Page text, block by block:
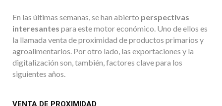
En las últimas semanas, se han abierto perspectivas
interesantes para este motor económico. Uno de ellos es
la llamada venta de proximidad de productos primarios y
agroalimentarios. Por otro lado, las exportaciones y la
digitalización son, también, factores clave para los
siguientes años.
VENTA DE PROXIMIDAD